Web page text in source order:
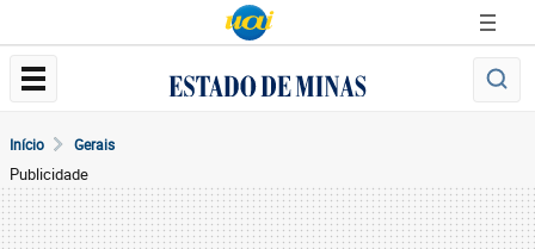
Início Gerais
Publicidade